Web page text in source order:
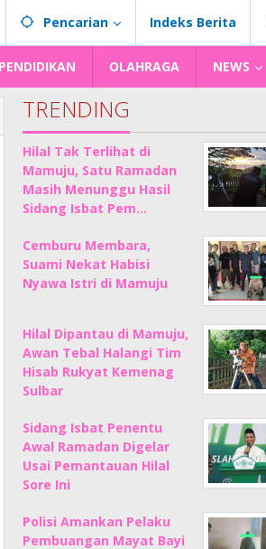
Pencarian Indeks Berita
PENDIDIKAN OLAHRAGA NEWS
TRENDING
Hilal Tak Terlihat di
Mamuju, Satu Ramadan
Masih Menunggu Hasil
Sidang Isbat Pem…
Cemburu Membara,
Suami Nekat Habisi
Nyawa Istri di Mamuju
Hilal Dipantau di Mamuju,
Awan Tebal Halangi Tim
Hisab Rukyat Kemenag
Sulbar
Sidang Isbat Penentu
Awal Ramadan Digelar
Usai Pemantauan Hilal
Sore Ini
Polisi Amankan Pelaku
Pembuangan Mayat Bayi